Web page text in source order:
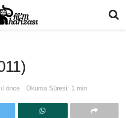
önce Okuma Süresi: 1 min